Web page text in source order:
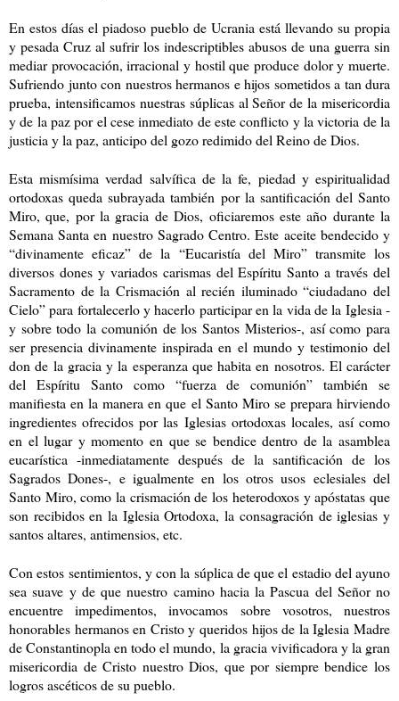
En estos días el piadoso pueblo de Ucrania está llevando su propia
y pesada Cruz al sufrir los indescriptibles abusos de una guerra sin
mediar provocación, irracional y hostil que produce dolor y muerte.
Sufriendo junto con nuestros hermanos e hijos sometidos a tan dura
prueba, intensificamos nuestras súplicas al Señor de la misericordia
y de la paz por el cese inmediato de este conflicto y la victoria de la
justicia y la paz, anticipo del gozo redimido del Reino de Dios.
Esta mismísima verdad salvífica de la fe, piedad y espiritualidad
ortodoxas queda subrayada también por la santificación del Santo
Miro, que, por la gracia de Dios, oficiaremos este año durante la
Semana Santa en nuestro Sagrado Centro. Este aceite bendecido y
“divinamente eficaz” de la “Eucaristía del Miro” transmite los
diversos dones y variados carismas del Espíritu Santo a través del
Sacramento de la Crismación al recién iluminado “ciudadano del
Cielo” para fortalecerlo y hacerlo participar en la vida de la Iglesia -
y sobre todo la comunión de los Santos Misterios-, así como para
ser presencia divinamente inspirada en el mundo y testimonio del
don de la gracia y la esperanza que habita en nosotros. El carácter
del Espíritu Santo como “fuerza de comunión” también se
manifiesta en la manera en que el Santo Miro se prepara hirviendo
ingredientes ofrecidos por las Iglesias ortodoxas locales, así como
en el lugar y momento en que se bendice dentro de la asamblea
eucarística -inmediatamente después de la santificación de los
Sagrados Dones-, e igualmente en los otros usos eclesiales del
Santo Miro, como la crismación de los heterodoxos y apóstatas que
son recibidos en la Iglesia Ortodoxa, la consagración de iglesias y
santos altares, antimensios, etc.
Con estos sentimientos, y con la súplica de que el estadio del ayuno
sea suave y de que nuestro camino hacia la Pascua del Señor no
encuentre impedimentos, invocamos sobre vosotros, nuestros
honorables hermanos en Cristo y queridos hijos de la Iglesia Madre
de Constantinopla en todo el mundo, la gracia vivificadora y la gran
misericordia de Cristo nuestro Dios, que por siempre bendice los
logros ascéticos de su pueblo.